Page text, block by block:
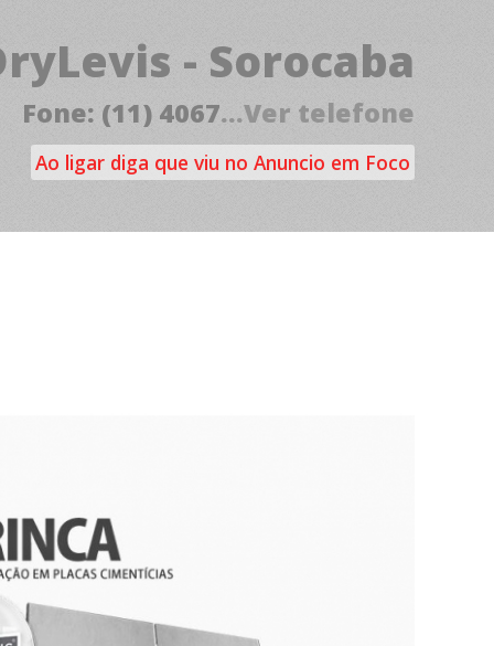
- Sorocaba
Fone: (11) 4067...Ver telefone
Ao ligar diga que viu no Anuncio em Foco